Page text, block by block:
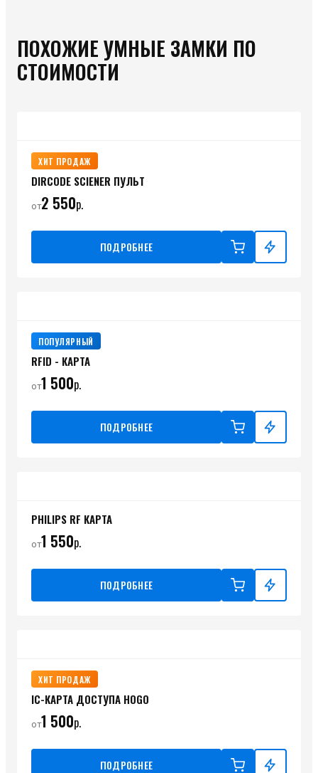
ПОХОЖИЕ УМНЫЕ ЗАМКИ ПО
СТОИМОСТИ
ХИТ ПРОДАЖ
DIRCODE SCIENER ПУЛЬТ
от2 550р.
ПОДРОБНЕЕ
ПОПУЛЯРНЫЙ
RFID - КАРТА
от1 500р.
ПОДРОБНЕЕ
PHILIPS RF КАРТА
от1 550р.
ПОДРОБНЕЕ
ХИТ ПРОДАЖ
IC-КАРТА ДОСТУПА HOGO
от1 500р.
ПОДРОБНЕЕ